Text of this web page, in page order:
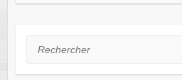
Rechercher